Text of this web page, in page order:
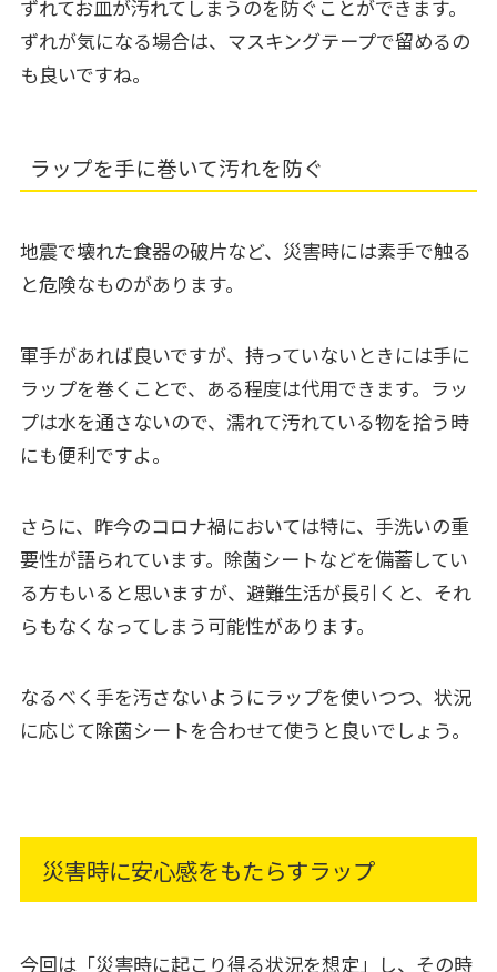
ずれてお皿が汚れてしまうのを防ぐことができます。
ずれが気になる場合は、マスキングテープで留めるの
も良いですね。
ラップを手に巻いて汚れを防ぐ
地震で壊れた食器の破片など、災害時には素手で触る
と危険なものがあります。
軍手があれば良いですが、持っていないときには手に
ラップを巻くことで、ある程度は代用できます。ラッ
プは水を通さないので、濡れて汚れている物を拾う時
にも便利ですよ。
さらに、昨今のコロナ禍においては特に、手洗いの重
要性が語られています。除菌シートなどを備蓄してい
る方もいると思いますが、避難生活が長引くと、それ
らもなくなってしまう可能性があります。
なるべく手を汚さないようにラップを使いつつ、状況
に応じて除菌シートを合わせて使うと良いでしょう。
災害時に安心感をもたらすラップ
今回は「災害時に起こり得る状況を想定」し、その時